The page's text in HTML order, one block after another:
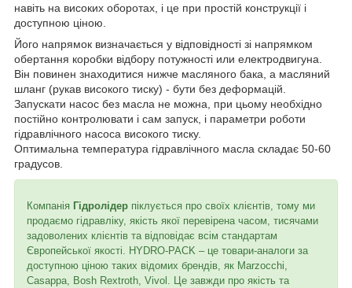
навіть на високих оборотах, і це при простій конструкції і
доступною ціною.
Його напрямок визначається у відповідності зі напрямком
обертання коробки відбору потужності или електродвигуна.
Він повинен знаходитися нижче масляного бака, а масляний
шланг (рукав високого тиску) - бути без деформацій.
Запускати насос без масла не можна, при цьому необхідно
постійно контролювати і сам запуск, і параметри роботи
гідравлічного насоса високого тиску.
Оптимальна температура гідравлічного масла складає 50-60
градусов.
Компанія Гідролідер піклується про своїх клієнтів, тому ми
продаємо гідравліку, якість якої перевірена часом, тисячами
задоволених клієнтів та відповідає всім стандартам
Європейської якості. HYDRO-PACK – це товари-аналоги за
доступною ціною таких відомих брендів, як Marzocchi,
Casappa, Bosh Rextroth, Vivol. Це завжди про якість та